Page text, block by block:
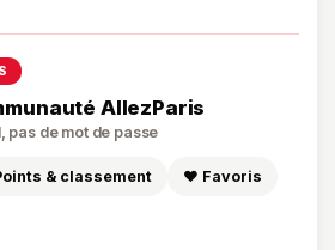
AllezParis
pas de mot de passe
& classement ❤️ Favoris